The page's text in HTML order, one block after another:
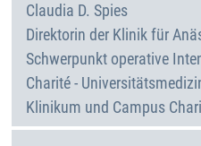
Claudia D. Spies
Direktorin der Klinik für
Schwerpunkt operative
Charité -
Klinikum und Campus